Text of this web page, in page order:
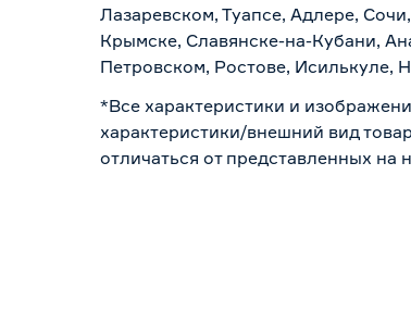
Лазаревском, Туапсе, Адлере,
Крымске, Славянске-на-Кубани,
Петровском, Ростове, Исилькуле,
*Все характеристики и
характеристики/внешний вид
отличаться от представленных на